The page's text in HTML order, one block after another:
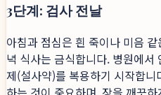
3단계: 검사 전날
아침과 점심은 흰 죽이나 미음
녁 식사는 금식합니다. 병원에서
제(설사약)를 복용하기 시작합